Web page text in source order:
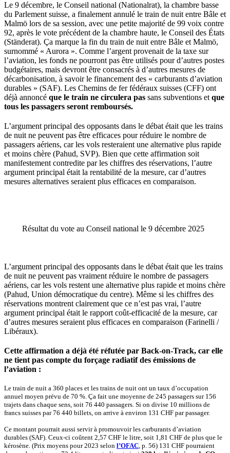
Le 9 décembre, le Conseil national (Nationalrat), la chambre basse
du Parlement suisse, a finalement annulé le train de nuit entre Bâle et
Malmö lors de sa session, avec une petite majorité de 99 voix contre
92, après le vote précédent de la chambre haute, le Conseil des États
(Ständerat). Ça marque la fin du train de nuit entre Bâle et Malmö,
surnommé « Aurora ». Comme l’argent provenait de la taxe sur
l’aviation, les fonds ne pourront pas être utilisés pour d’autres postes
budgétaires, mais devront être consacrés à d’autres mesures de
décarbonisation, à savoir le financement des « carburants d’aviation
durables » (SAF). Les Chemins de fer fédéraux suisses (CFF) ont
déjà annoncé que le train ne circulera pas sans subventions et que
tous les passagers seront remboursés.
L’argument principal des opposants dans le débat était que les trains
de nuit ne peuvent pas être efficaces pour réduire le nombre de
passagers aériens, car les vols resteraient une alternative plus rapide
et moins chère (Pahud, SVP). Bien que cette affirmation soit
manifestement contredite par les chiffres des réservations, l’autre
argument principal était la rentabilité de la mesure, car d’autres
mesures alternatives seraient plus efficaces en comparaison.
Résultat du vote au Conseil national le 9 décembre 2025
L’argument principal des opposants dans le débat était que les trains
de nuit ne peuvent pas vraiment réduire le nombre de passagers
aériens, car les vols restent une alternative plus rapide et moins chère
(Pahud, Union démocratique du centre). Même si les chiffres des
réservations montrent clairement que ce n’est pas vrai, l’autre
argument principal était le rapport coût-efficacité de la mesure, car
d’autres mesures seraient plus efficaces en comparaison (Farinelli /
Libéraux).
Cette affirmation a déjà été réfutée par Back-on-Track, car elle
ne tient pas compte du forçage radiatif des émissions de
l’aviation :
Le train de nuit a 360 places et les trains de nuit ont un taux d’occupation
annuel moyen prévu de 70 %. Ça fait une moyenne de 245 passagers sur 156
trajets dans chaque sens, soit 76 440 passagers. Si on divise 10 millions de
francs suisses par 76 440 billets, on arrive à environ 131 CHF par passager.
Ce montant pourrait aussi servir à promouvoir les carburants d’aviation
durables (SAF). Ceux-ci coûtent 2,57 CHF le litre, soit 1,81 CHF de plus que le
kérosène. (Prix moyens pour 2023 selon l’OFAC, p. 56) 131 CHF pourraient